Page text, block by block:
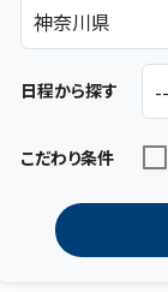
日程から探す
こだわり条件